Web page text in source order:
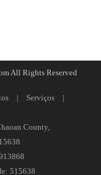
All Rights Reserved
| Serviços
|
County,
515638